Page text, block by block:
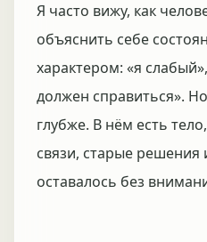
Я часто вижу, как
объяснить себе
характером: «я
должен справиться».
глубже. В нём есть
связи, старые решения
оставалось без